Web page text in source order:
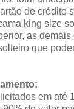
de crédito
king size
as
que
em até